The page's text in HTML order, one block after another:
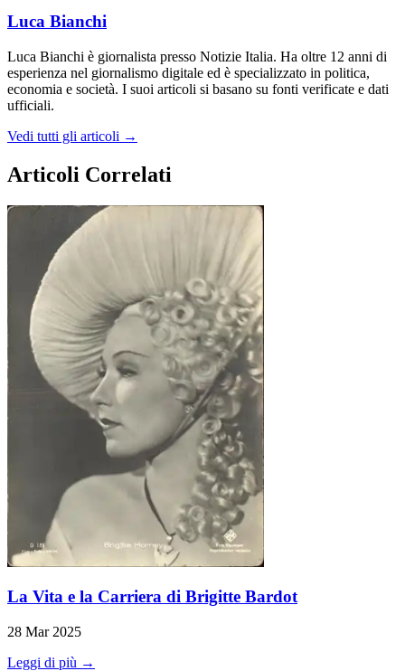
Luca Bianchi
Luca Bianchi è giornalista presso Notizie Italia. Ha oltre 12 anni di
esperienza nel giornalismo digitale ed è specializzato in politica,
economia e società. I suoi articoli si basano su fonti verificate e dati
ufficiali.
Vedi tutti gli articoli →
Articoli Correlati
La Vita e la Carriera di Brigitte Bardot
28 Mar 2025
Leggi di più →